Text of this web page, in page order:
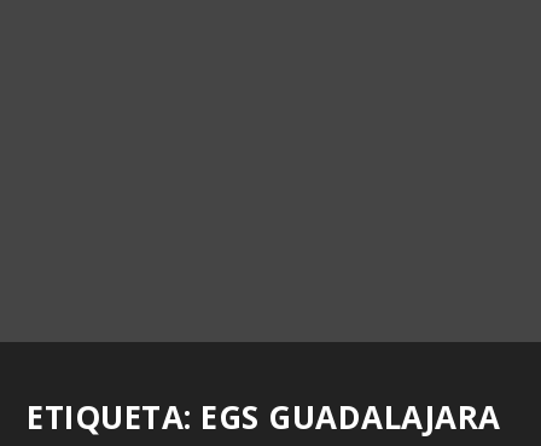
ETIQUETA: EGS GUADALAJARA